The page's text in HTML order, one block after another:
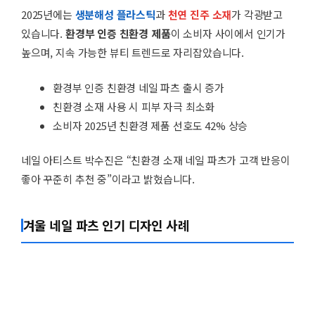
2025년에는 생분해성 플라스틱과천연 진주 소재가 각광받고
있습니다. 환경부 인증 친환경 제품이 소비자 사이에서 인기가
높으며, 지속 가능한 뷰티 트렌드로 자리잡았습니다.
환경부 인증 친환경 네일 파츠 출시 증가
친환경 소재 사용 시 피부 자극 최소화
소비자 2025년 친환경 제품 선호도 42% 상승
네일 아티스트 박수진은 “친환경 소재 네일 파츠가 고객 반응이
좋아 꾸준히 추천 중”이라고 밝혔습니다.
겨울 네일 파츠 인기 디자인 사례